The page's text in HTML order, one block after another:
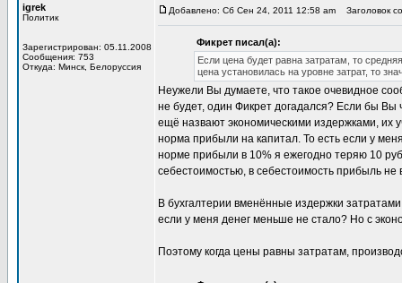
igrek
Политик
Зарегистрирован: 05.11.2008
Сообщения: 753
Откуда: Минск, Белоруссия
Добавлено: Сб Сен 24, 2011 12:58 am Заголовок
Фикрет писал(а):
Если цена будет равна затратам, то
цена установилась на уровне затрат, то
Неужели Вы думаете, что такое очевидное
не будет, один Фикрет догадался? Если бы Вы
ещё назвают экономическими издержками, их
норма прибыли на капитал. То есть если у
норме прибыли в 10% я ежегодно теряю 10
себестоимостью, в себестоимость прибыль не
В бухгалтерии вменённые издержки
если у меня денег меньше не стало? Но с
Поэтому когда цены равны затратам,